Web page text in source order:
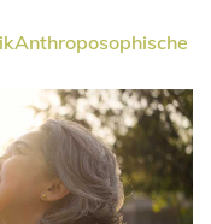
Anthroposophische